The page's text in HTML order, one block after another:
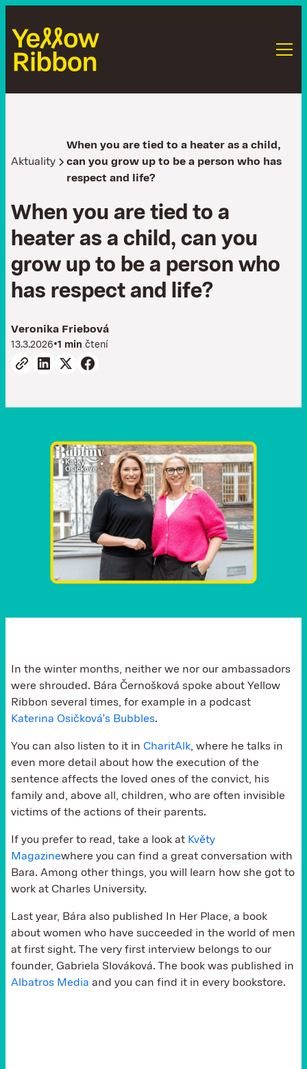
Aktuality
When you are tied to a heater as a child,
can you grow up to be a person who has
respect and life?
When you are tied to a
heater as a child, can you
grow up to be a person who
has respect and life?
Veronika Friebová
13.3.2026•1 min čtení
In the winter months, neither we nor our ambassadors
were shrouded. Bára Černošková spoke about Yellow
Ribbon several times, for example in a podcast
Katerina Osičková's Bubbles.
You can also listen to it in CharitAlk, where he talks in
even more detail about how the execution of the
sentence affects the loved ones of the convict, his
family and, above all, children, who are often invisible
victims of the actions of their parents.
If you prefer to read, take a look at Květy
Magazinewhere you can find a great conversation with
Bara. Among other things, you will learn how she got to
work at Charles University.
Last year, Bára also published In Her Place, a book
about women who have succeeded in the world of men
at first sight. The very first interview belongs to our
founder, Gabriela Slováková. The book was published in
Albatros Media and you can find it in every bookstore.